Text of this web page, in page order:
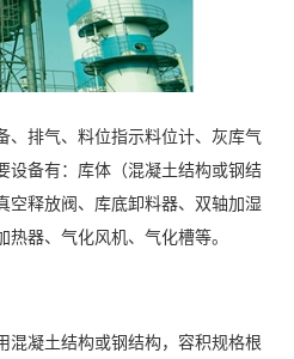
、排气、料位指示料位计、灰库气
设备有：库体（混凝土结构或钢结
空释放阀、库底卸料器、双轴加湿
器、气化风机、气化槽等。
混凝土结构或钢结构，容积规格根